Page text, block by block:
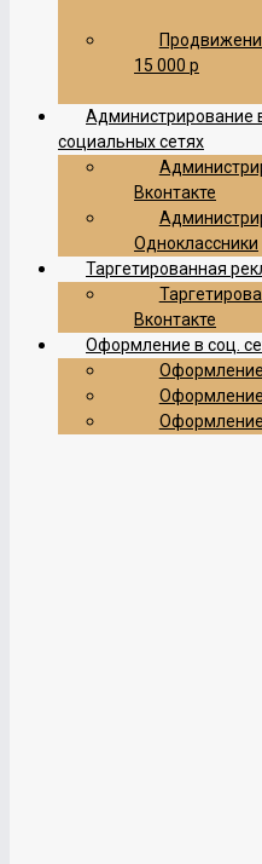
Эмблема спортивного клуба
Логотип магазина очков
Логотип салона красоты
КАКИЕ УСЛУГИ ВАМ
Калькулятор считает
Подробнее можно
15 000 р
Администрирование
социальных сетях
Вконтакте
Одноклассники
Таргетированная
Вконтакте
Оформление в соц.
Оформление
Оформление